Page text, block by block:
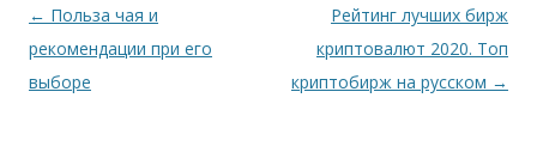
Навигация по записям
← Польза чая и
рекомендации при его
выборе
Рейтинг лучших бирж
криптовалют 2020. Топ
криптобирж на русском →